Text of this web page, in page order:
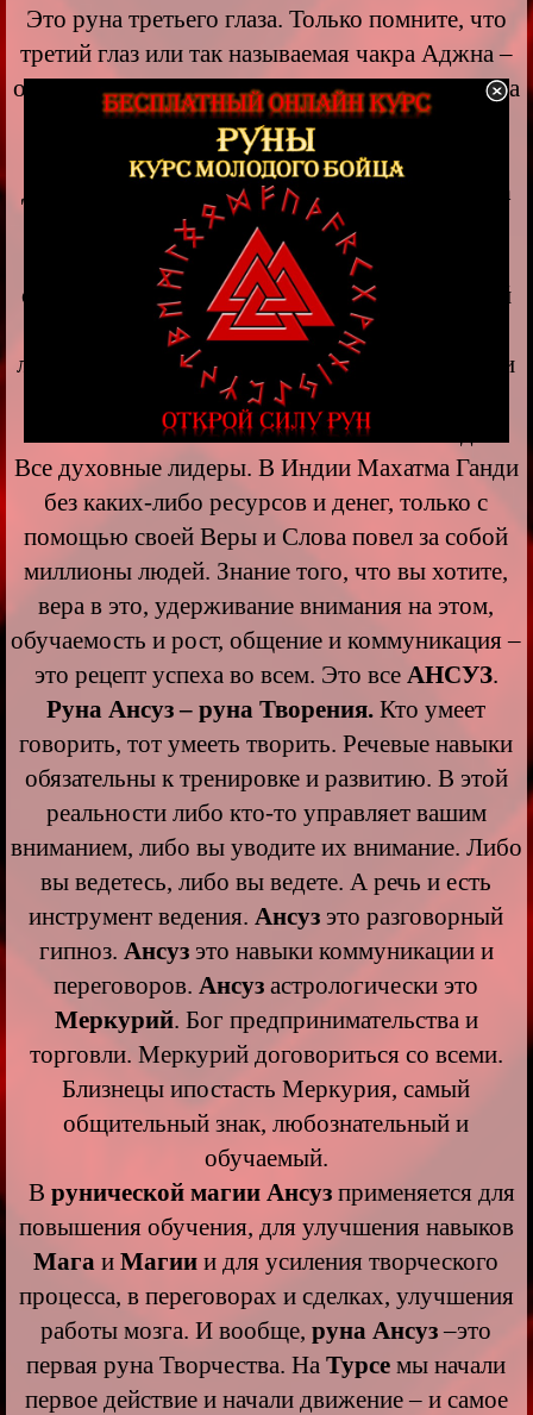
Это руна третьего глаза. Только помните, что
третий глаз или так называемая чакра Аджна –
она работает не только на прием информации, а
в первую очередь на источение и
распространение информации. Все о чем вы
думаете, вы этим фоните круглые сутки.
Руна
это Речь и Коммуникация. Слово. Все
ваши слова формируют вибрационно
окружающую реальность. Слово это мощный
инструмент мага. Все сильные и известные
личности обладали даром красноречия, влияли
на массы именно словом. Ленин или Гитлер
силой Слова вели за собой миллионы людей.
Все духовные лидеры. В Индии Махатма Ганди
без каких-либо ресурсов и денег, только с
помощью своей Веры и Слова повел за собой
миллионы людей. Знание того, что вы хотите,
вера в это, удерживание внимания на этом,
обучаемость и рост, общение и коммуникация –
это рецепт успеха во всем. Это все АНСУЗ.
Руна Ансуз – руна Творения.Кто умеет
говорить, тот умееть творить. Речевые навыки
обязательны к тренировке и развитию. В этой
реальности либо кто-то управляет вашим
вниманием, либо вы уводите их внимание. Либо
вы ведетесь, либо вы ведете. А речь и есть
инструмент ведения.Ансуз это разговорный
гипноз. Ансузэто навыки коммуникации и
переговоров.Ансуз астрологически это
Меркурий. Бог предпринимательства и
торговли. Меркурий договориться со всеми.
Близнецы ипостасть Меркурия, самый
общительный знак, любознательный и
обучаемый.
Врунической магии Ансуз применяется для
повышения обучения, для улучшения навыков
Мага иМагии и для усиления творческого
процесса, в переговорах и сделках, улучшения
работы мозга. И вообще,руна Ансуз–это
первая руна Творчества. НаТурсе мы начали
первое действие и начали движение – и самое